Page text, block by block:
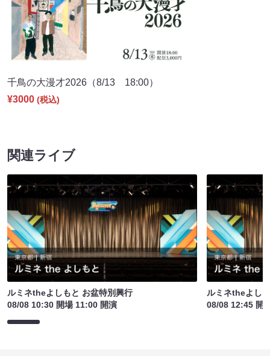
千鳥の大漫才2026（8/13 18:00）
¥3000 (税込)
関連ライブ
ルミネtheよしもと お盆特別興行
08/08 10:30 開場 11:00 開演
ルミネtheよし
08/08 12:45 開